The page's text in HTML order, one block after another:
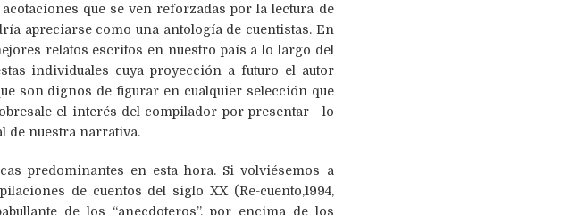
que se ven reforzadas por la lectura de
apreciarse como una antología de cuentistas. En
relatos escritos en nuestro país a lo largo del
individuales cuya proyección a futuro el autor
son dignos de figurar en cualquier selección que
el interés del compilador por presentar –lo
de nuestra narrativa.
predominantes en esta hora. Si volviésemos a
de cuentos del siglo XX (Re-cuento,1994,
de los “anecdoteros”, por encima de los